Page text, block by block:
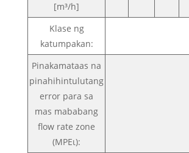
[m³/h]
Klase ng
katumpakan:
Pinakamataas na
pinahihintulutang
error para sa
mas mababang
flow rate zone
(MPEι):